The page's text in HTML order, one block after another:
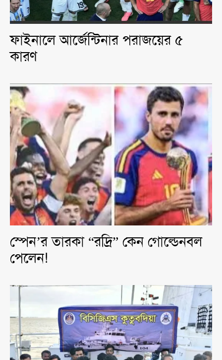
ফাইনালে আর্জেন্টিনার পরাজয়ের ৫
কারণ
স্পেন’র তারকা “রদ্রি” কেন গোল্ডেনবল
পেলেন!